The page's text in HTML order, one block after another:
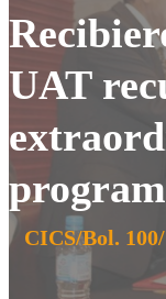
UAT
CICS/Bol.